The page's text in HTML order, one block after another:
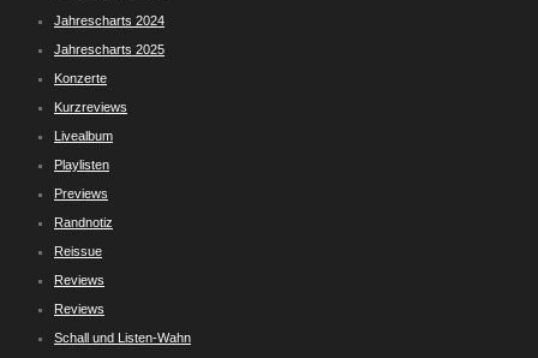
Jahrescharts 2024
Jahrescharts 2025
Konzerte
Kurzreviews
Livealbum
Playlisten
Previews
Randnotiz
Reissue
Reviews
Reviews
Schall und Listen-Wahn